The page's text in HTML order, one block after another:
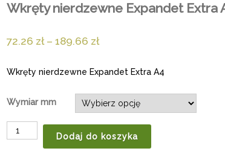
Wkręty nierdzewne Expandet Extra
72.26 zł–189.66 zł
Wkręty nierdzewne Expandet Extra A4
Wymiar mm
Dodaj do koszyka